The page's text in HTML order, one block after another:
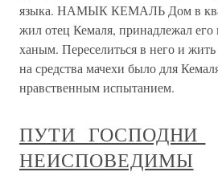
языка. НАМЫК КЕМАЛЬ Дом в
жил отец Кемаля, принадлежал
ханым. Переселиться в него и
на средства мачехи было для
нравственным испытанием.
ПУТИ ГОСПОДНИ
НЕИСПОВЕДИМЫ